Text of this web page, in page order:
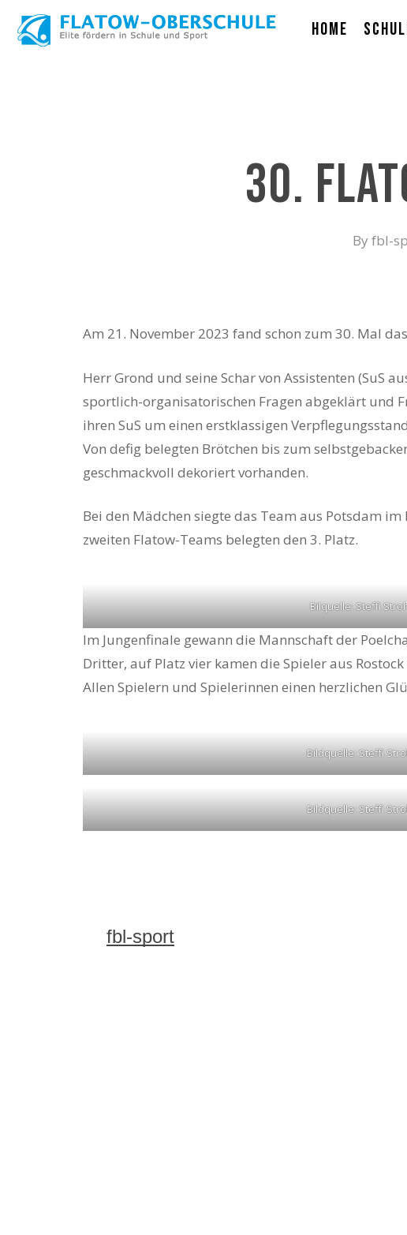
Hit enter to search or ESC to close
Home
30.
By fbl-
Am 21. November 2023 fand schon zum 30. Mal
Herr Grond und seine Schar von Assistenten (SuS
sportlich-organisatorischen Fragen abgeklärt und
ihren SuS um einen erstklassigen
Von defig belegten Brötchen bis zum
geschmackvoll dekoriert vorhanden.
Bei den Mädchen siegte das Team aus Potsdam
zweiten Flatow-Teams belegten den 3. Platz.
Bilquelle: Steffi
Im Jungenfinale gewann die Mannschaft der
Dritter, auf Platz vier kamen die Spieler aus
Allen Spielern und Spielerinnen einen herzlichen
Bildquelle: Steffi
Bildquelle: Steffi
fbl-sport